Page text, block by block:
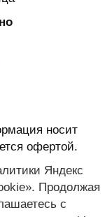
носит
офертой.
Яндекс
Продолжая
с